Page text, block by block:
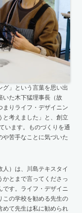
」という言葉を思い出
いた木下猛理事長（故
まりライフ・デザイニン
考えました」と、創立
います。ものづくりを通
や苦手なことに気づいた
）は、川島テキスタイ
とまで言ってくださっ
す。ライフ・デザイニ
この学校を勧める先生の
めて先生は私に勧められ